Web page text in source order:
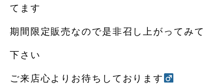
てます️
期間限定販売なので是非召し上がってみて
下さい
ご来店心よりお待ちしております‍